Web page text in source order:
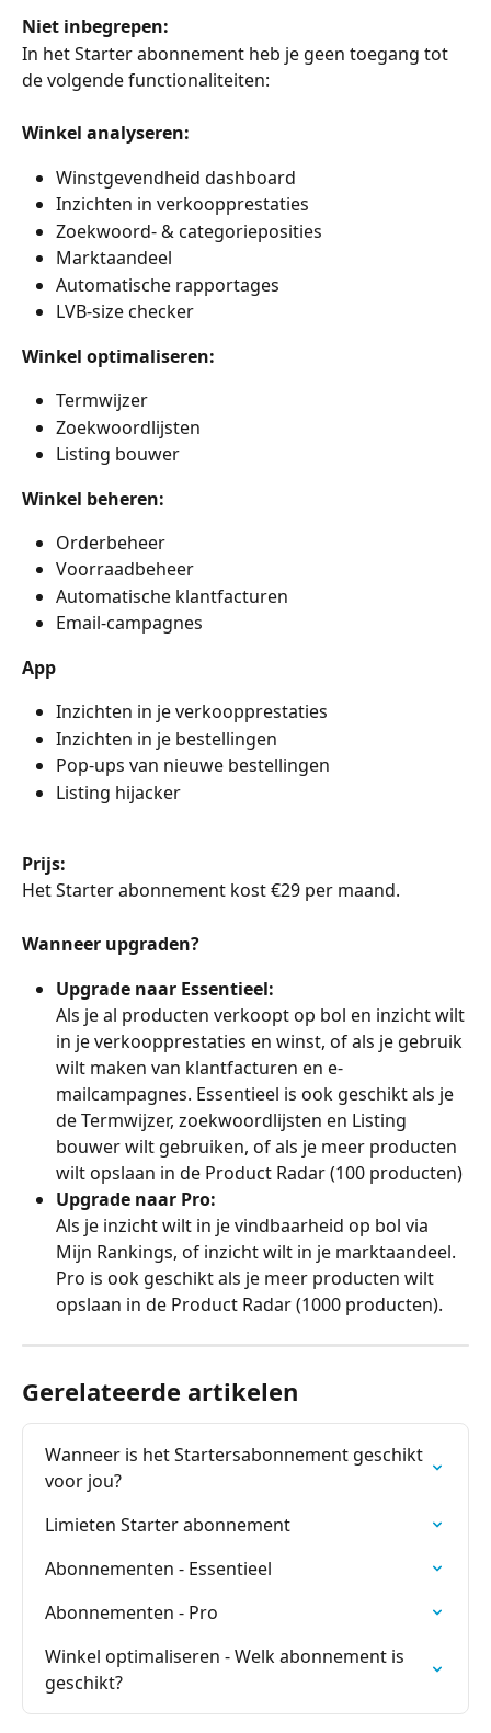
Niet inbegrepen:
In het Starter abonnement heb je geen toegang tot
de volgende functionaliteiten:
Winkel analyseren:
Winstgevendheid dashboard
Inzichten in verkoopprestaties
Zoekwoord- & categorieposities
Marktaandeel
Automatische rapportages
LVB-size checker
Winkel optimaliseren:
Termwijzer
Zoekwoordlijsten
Listing bouwer
Winkel beheren:
Orderbeheer
Voorraadbeheer
Automatische klantfacturen
Email-campagnes
App
Inzichten in je verkoopprestaties
Inzichten in je bestellingen
Pop-ups van nieuwe bestellingen
Listing hijacker
Prijs:
Het Starter abonnement kost €29 per maand.
Wanneer upgraden?
Upgrade naar Essentieel:
Als je al producten verkoopt op bol en inzicht wilt
in je verkoopprestaties en winst, of als je gebruik
wilt maken van klantfacturen en e-
mailcampagnes. Essentieel is ook geschikt als je
de Termwijzer, zoekwoordlijsten en Listing
bouwer wilt gebruiken, of als je meer producten
wilt opslaan in de Product Radar (100 producten)
Upgrade naar Pro:
Als je inzicht wilt in je vindbaarheid op bol via
Mijn Rankings, of inzicht wilt in je marktaandeel.
Pro is ook geschikt als je meer producten wilt
opslaan in de Product Radar (1000 producten).
Gerelateerde artikelen
Wanneer is het Startersabonnement geschikt
voor jou?
Limieten Starter abonnement
Abonnementen - Essentieel
Abonnementen - Pro
Winkel optimaliseren - Welk abonnement is
geschikt?